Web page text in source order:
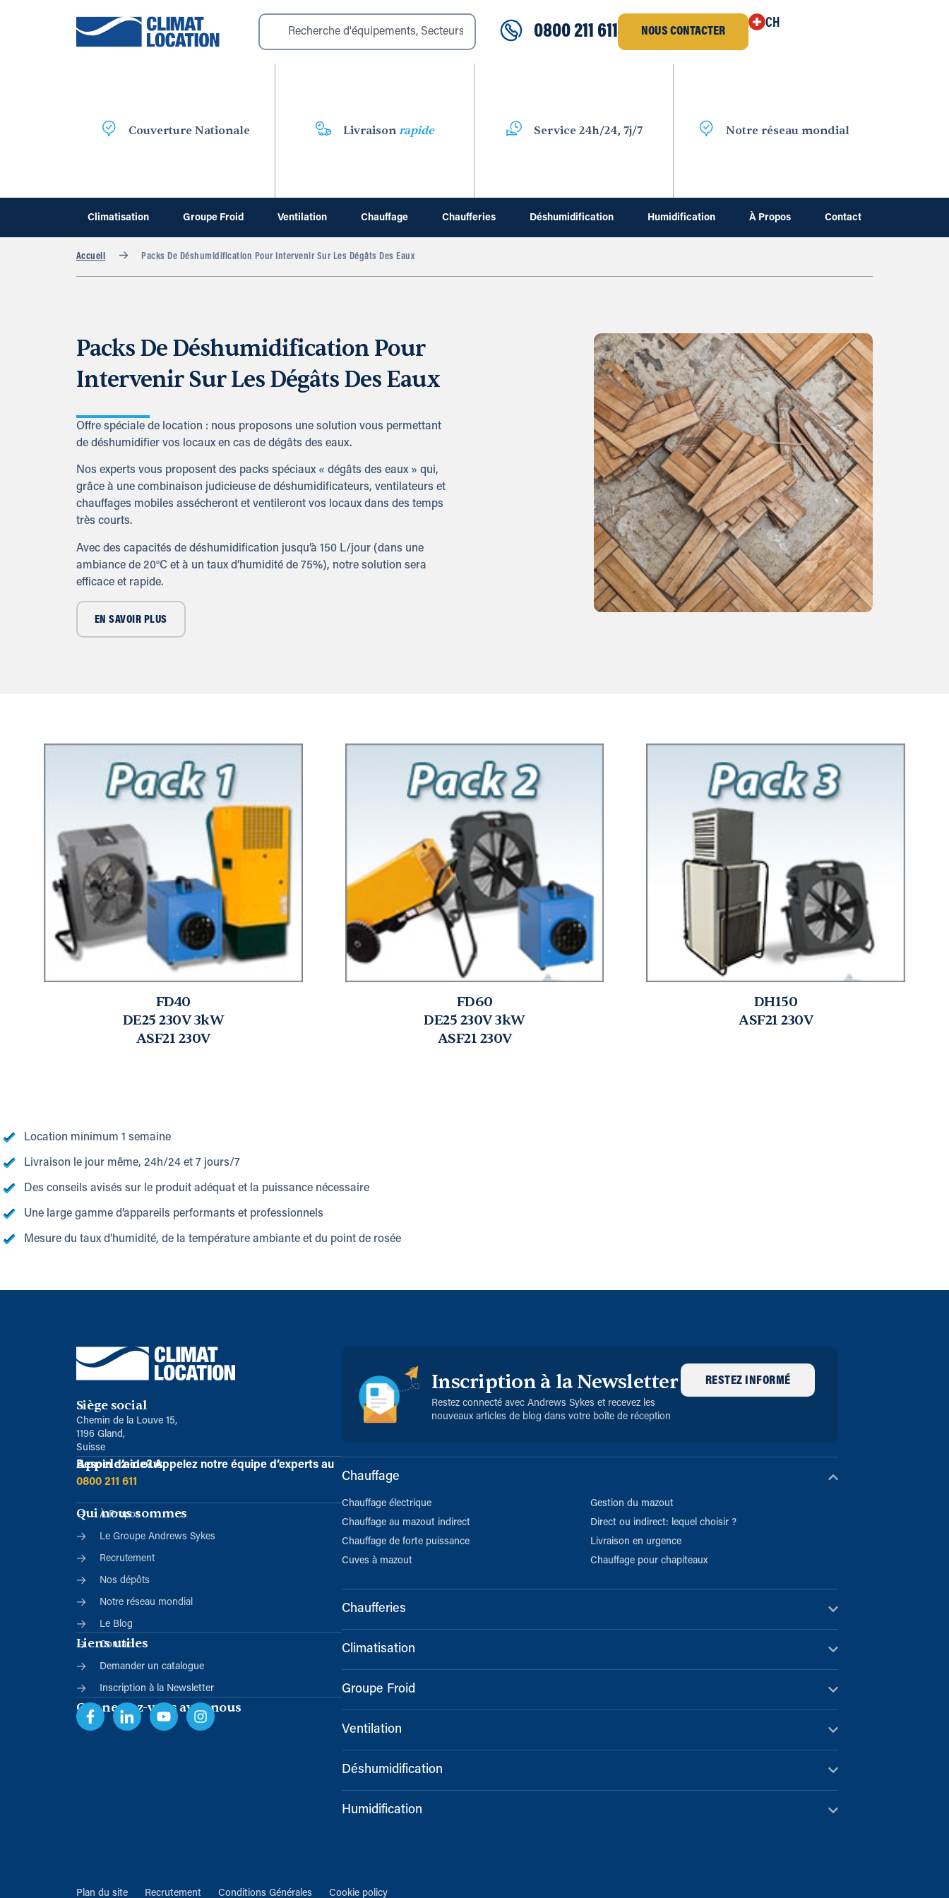
0800 211 611 NOUS CONTACTER
CH
Couverture Nationale Livraison rapide Service 24h/24, 7j/7 Notre réseau mondial
Climatisation Groupe Froid Ventilation Chauffage Chaufferies Déshumidification Humidification À Propos Contact
Accueil Packs De Déshumidification Pour Intervenir Sur Les Dégâts Des Eaux
Packs De Déshumidification Pour
Intervenir Sur Les Dégâts Des Eaux
Offre spéciale de location : nous proposons une solution vous permettant
de déshumidifier vos locaux en cas de dégâts des eaux.
Nos experts vous proposent des packs spéciaux « dégâts des eaux » qui,
grâce à une combinaison judicieuse de déshumidificateurs, ventilateurs et
chauffages mobiles assécheront et ventileront vos locaux dans des temps
très courts.
Avec des capacités de déshumidification jusqu’à 150 L/jour (dans une
ambiance de 20°C et à un taux d’humidité de 75%), notre solution sera
efficace et rapide.
EN SAVOIR PLUS
FD40
DE25 230V 3kW
ASF21 230V
FD60
DE25 230V 3kW
ASF21 230V
DH150
ASF21 230V
Location minimum 1 semaine
Livraison le jour même, 24h/24 et 7 jours/7
Des conseils avisés sur le produit adéquat et la puissance nécessaire
Une large gamme d’appareils performants et professionnels
Mesure du taux d’humidité, de la température ambiante et du point de rosée
Siège social
Chemin de la Louve 15,
1196 Gland,
Suisse
Appelez-nous
Besoin d’aide?Appelez notre équipe d’experts au
0800 211 611
Qui nous sommes
À Propos
Le Groupe Andrews Sykes
Recrutement
Nos dépôts
Notre réseau mondial
Le Blog
Liens utiles
Contact
Demander un catalogue
Inscription à la Newsletter
Connectez-vous avec nous
Inscription à la Newsletter
Restez connecté avec Andrews Sykes et recevez les
nouveaux articles de blog dans votre boîte de réception
RESTEZ INFORMÉ
Chauffage
Chauffage électrique
Chauffage au mazout indirect
Chauffage de forte puissance
Cuves à mazout
Gestion du mazout
Direct ou indirect: lequel choisir ?
Livraison en urgence
Chauffage pour chapiteaux
Chaufferies
Climatisation
Groupe Froid
Ventilation
Déshumidification
Humidification
Plan du site Recrutement Conditions Générales Cookie policy